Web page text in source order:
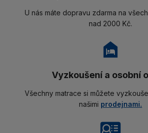
U nás máte dopravu zdarma na
nad 2000 Kč.
Vyzkoušení a osobní
Všechny matrace si můžete
našimi prodejnami.